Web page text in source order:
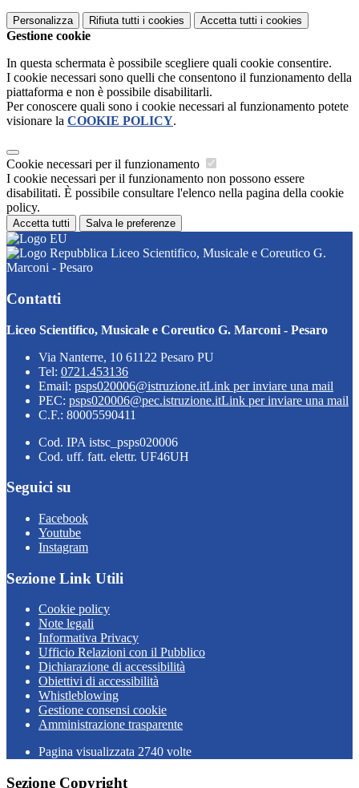
Personalizza Rifiuta tutti i cookies Accetta tutti i cookies
Gestione cookie
In questa schermata è possibile scegliere quali cookie consentire.
I cookie necessari sono quelli che consentono il funzionamento della
piattaforma e non è possibile disabilitarli.
Per conoscere quali sono i cookie necessari al funzionamento potete
visionare la COOKIE POLICY.
Cookie necessari per il funzionamento
I cookie necessari per il funzionamento non possono essere
disabilitati. È possibile consultare l'elenco nella pagina della cookie
policy.
Accetta tutti Salva le preferenze
Liceo Scientifico, Musicale e Coreutico G.
Marconi - Pesaro
Contatti
Liceo Scientifico, Musicale e Coreutico G. Marconi - Pesaro
Via Nanterre, 10 61122 Pesaro PU
Tel: 0721.453136
Email: psps020006@istruzione.itLink per inviare una mail
PEC: psps020006@pec.istruzione.itLink per inviare una mail
C.F.: 80005590411
Cod. IPA istsc_psps020006
Cod. uff. fatt. elettr. UF46UH
Seguici su
Facebook
Youtube
Instagram
Sezione Link Utili
Cookie policy
Note legali
Informativa Privacy
Ufficio Relazioni con il Pubblico
Dichiarazione di accessibilità
Obiettivi di accessibilità
Whistleblowing
Gestione consensi cookie
Amministrazione trasparente
Pagina visualizzata 2740 volte
Sezione Copyright